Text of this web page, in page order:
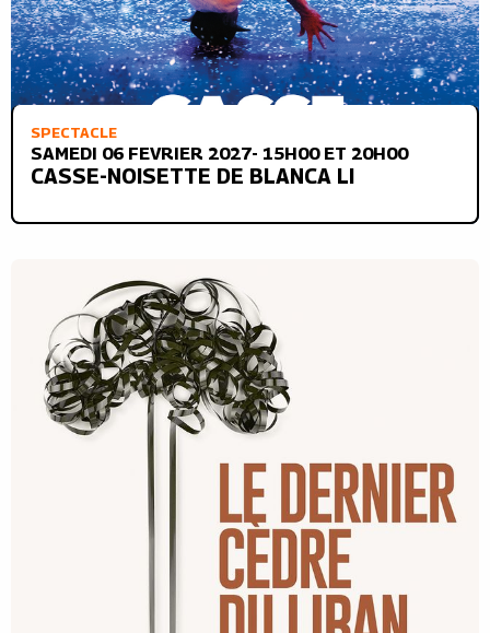
SPECTACLE
SAMEDI 06 FEVRIER 2027- 15H00 ET 20H00
CASSE-NOISETTE DE BLANCA LI